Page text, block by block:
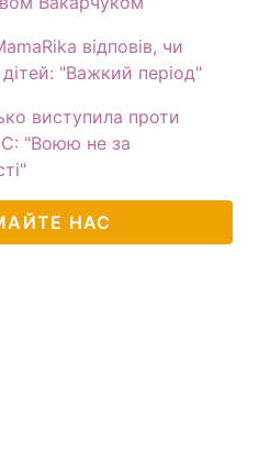
відповів, чи
"Важкий період"
виступила проти
"Воюю не за
НАС